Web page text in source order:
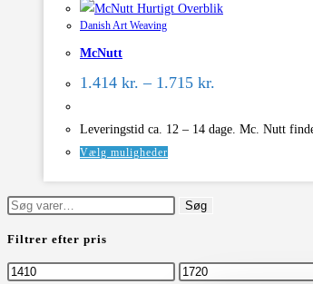
Hurtigt Overblik
Danish Art Weaving
McNutt
1.414 kr. – 1.715 kr.
1.715 kr.
Leveringstid ca. 12 – 14 dage. Mc. Nutt
Vælg muligheder
har
flere
Mulighederne
Søg
Søg
Filtrer efter pris
Mindste
Højeste